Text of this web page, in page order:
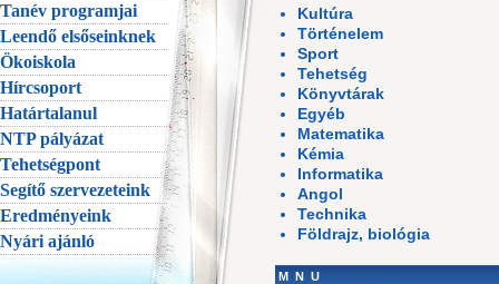
Tanév programjai
Leendő elsőseinknek
Ökoiskola
Hírcsoport
Határtalanul
NTP pályázat
Tehetségpont
Segítő szervezeteink
Eredményeink
Nyári ajánló
Kultúra
Történelem
Sport
Tehetség
Könyvtárak
Egyéb
Matematika
Kémia
Informatika
Angol
Technika
Földrajz, biológia
M N U